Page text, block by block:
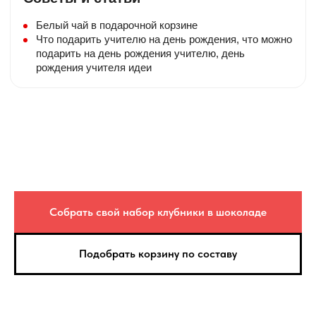
Белый чай в подарочной корзине
Что подарить учителю на день рождения, что можно
подарить на день рождения учителю, день
рождения учителя идеи
Собрать свой набор клубники в шоколаде
Подобрать корзину по составу
ставятся в пакет с ручками.
Доставка
Бесплатная доставка при стоимости
композиции от 5000₽ в пределах МКАД
Вес может отличаться на +/- 15%. Это
зависит от калибра фруктов.
фруктовых корзин может незначительно